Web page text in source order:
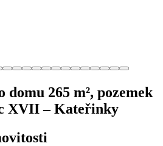
265 m², pozemek
XVII – Kateřinky